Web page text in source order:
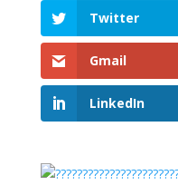
Twitter
Gmail
LinkedIn